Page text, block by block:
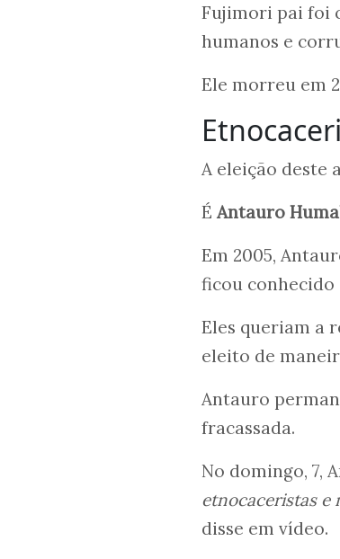
Fujimori pai foi
humanos e
Ele morreu em
A eleição deste
É Antauro
Em 2005,
ficou conhecido
Eles queriam a
eleito de
Antauro
fracassada.
No domingo, 7,
etnocaceristas e
disse em vídeo.